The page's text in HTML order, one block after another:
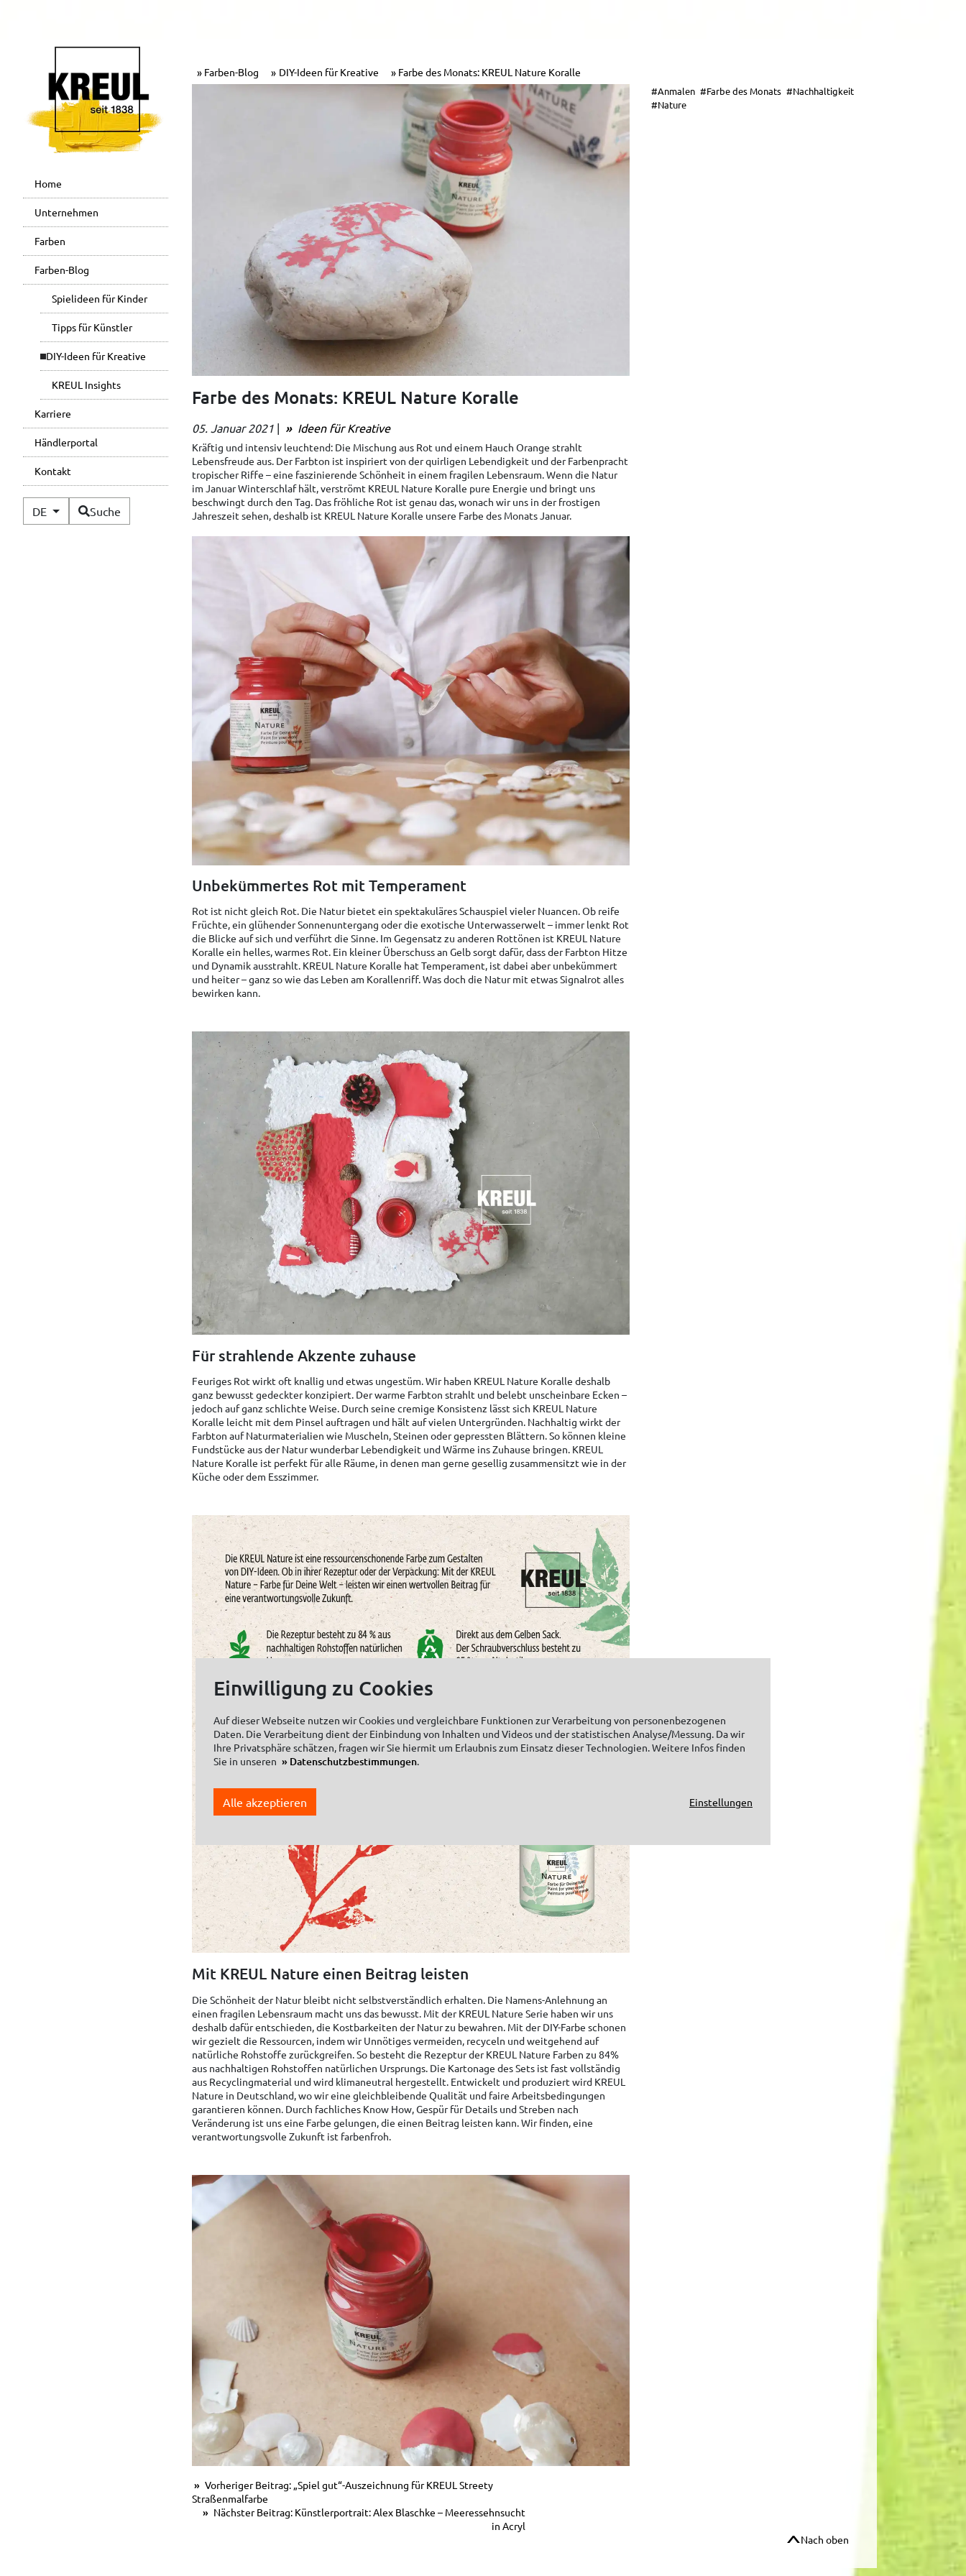
Home
Unternehmen
Farben
Farben-Blog
Spielideen für Kinder
Tipps für Künstler
DIY-Ideen für Kreative
KREUL Insights
Karriere
Händlerportal
Kontakt
DE Verfügbare Sprachen
Suche
Farben-Blog DIY-Ideen für Kreative Farbe des Monats: KREUL Nature Koralle
Farbe des Monats: KREUL Nature Koralle
05. Januar 2021 | Ideen für Kreative
Kräftig und intensiv leuchtend: Die Mischung aus Rot und einem Hauch Orange strahlt
Lebensfreude aus. Der Farbton ist inspiriert von der quirligen Lebendigkeit und der Farbenpracht
tropischer Riffe – eine faszinierende Schönheit in einem fragilen Lebensraum. Wenn die Natur
im Januar Winterschlaf hält, verströmt KREUL Nature Koralle pure Energie und bringt uns
beschwingt durch den Tag. Das fröhliche Rot ist genau das, wonach wir uns in der frostigen
Jahreszeit sehen, deshalb ist KREUL Nature Koralle unsere Farbe des Monats Januar.
Unbekümmertes Rot mit Temperament
Rot ist nicht gleich Rot. Die Natur bietet ein spektakuläres Schauspiel vieler Nuancen. Ob reife
Früchte, ein glühender Sonnenuntergang oder die exotische Unterwasserwelt – immer lenkt Rot
die Blicke auf sich und verführt die Sinne. Im Gegensatz zu anderen Rottönen ist KREUL Nature
Koralle ein helles, warmes Rot. Ein kleiner Überschuss an Gelb sorgt dafür, dass der Farbton Hitze
und Dynamik ausstrahlt. KREUL Nature Koralle hat Temperament, ist dabei aber unbekümmert
und heiter – ganz so wie das Leben am Korallenriff. Was doch die Natur mit etwas Signalrot alles
bewirken kann.
Für strahlende Akzente zuhause
Feuriges Rot wirkt oft knallig und etwas ungestüm. Wir haben KREUL Nature Koralle deshalb
ganz bewusst gedeckter konzipiert. Der warme Farbton strahlt und belebt unscheinbare Ecken –
jedoch auf ganz schlichte Weise. Durch seine cremige Konsistenz lässt sich KREUL Nature
Koralle leicht mit dem Pinsel auftragen und hält auf vielen Untergründen. Nachhaltig wirkt der
Farbton auf Naturmaterialien wie Muscheln, Steinen oder gepressten Blättern. So können kleine
Fundstücke aus der Natur wunderbar Lebendigkeit und Wärme ins Zuhause bringen. KREUL
Nature Koralle ist perfekt für alle Räume, in denen man gerne gesellig zusammensitzt wie in der
Küche oder dem Esszimmer.
Mit KREUL Nature einen Beitrag leisten
Die Schönheit der Natur bleibt nicht selbstverständlich erhalten. Die Namens-Anlehnung an
einen fragilen Lebensraum macht uns das bewusst. Mit der KREUL Nature Serie haben wir uns
deshalb dafür entschieden, die Kostbarkeiten der Natur zu bewahren. Mit der DIY-Farbe schonen
wir gezielt die Ressourcen, indem wir Unnötiges vermeiden, recyceln und weitgehend auf
natürliche Rohstoffe zurückgreifen. So besteht die Rezeptur der KREUL Nature Farben zu 84%
aus nachhaltigen Rohstoffen natürlichen Ursprungs. Die Kartonage des Sets ist fast vollständig
aus Recyclingmaterial und wird klimaneutral hergestellt. Entwickelt und produziert wird KREUL
Nature in Deutschland, wo wir eine gleichbleibende Qualität und faire Arbeitsbedingungen
garantieren können. Durch fachliches Know How, Gespür für Details und Streben nach
Veränderung ist uns eine Farbe gelungen, die einen Beitrag leisten kann. Wir finden, eine
verantwortungsvolle Zukunft ist farbenfroh.
#Anmalen #Farbe des Monats #Nachhaltigkeit
#Nature
Vorheriger Beitrag: „Spiel gut“-Auszeichnung für KREUL Streety
Straßenmalfarbe
Nächster Beitrag: Künstlerportrait: Alex Blaschke – Meeressehnsucht
in Acryl
Nach oben
Einwilligung zu Cookies
Auf dieser Webseite nutzen wir Cookies und vergleichbare Funktionen zur Verarbeitung von personenbezogenen
Daten. Die Verarbeitung dient der Einbindung von Inhalten und Videos und der statistischen Analyse/Messung. Da wir
Ihre Privatsphäre schätzen, fragen wir Sie hiermit um Erlaubnis zum Einsatz dieser Technologien. Weitere Infos finden
Sie in unseren
Datenschutzbestimmungen.
Alle akzeptieren Einstellungen